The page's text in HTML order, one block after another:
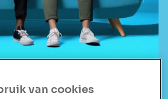
van cookies